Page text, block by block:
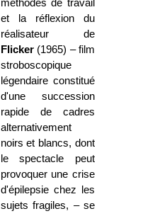
méthodes de travail
et la réflexion du
réalisateur de
Flicker(1965) – film
stroboscopique
légendaire constitué
d'une succession
rapide de cadres
alternativement
noirs et blancs, dont
le spectacle peut
provoquer une crise
d'épilepsie chez les
sujets fragiles, – se